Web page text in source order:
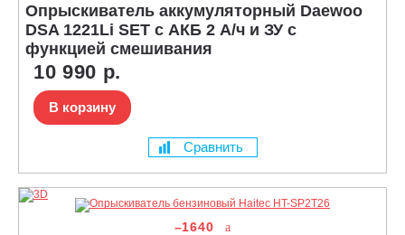
Опрыскиватель аккумуляторный Daewoo
DSA 1221Li SET c АКБ 2 А/ч и ЗУ с
функцией смешивания
10 990 р.
В корзину
Сравнить
–1640